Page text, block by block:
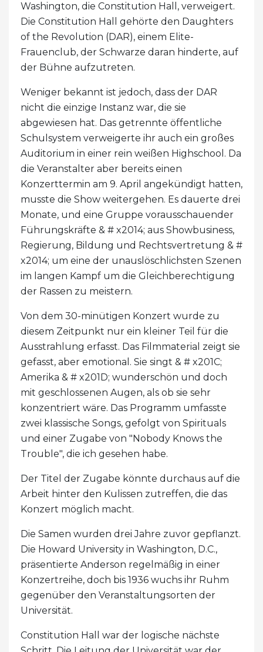
Washington, die Constitution Hall, verweigert.
Die Constitution Hall gehörte den Daughters
of the Revolution (DAR), einem Elite-
Frauenclub, der Schwarze daran hinderte, auf
der Bühne aufzutreten.
Weniger bekannt ist jedoch, dass der DAR
nicht die einzige Instanz war, die sie
abgewiesen hat. Das getrennte öffentliche
Schulsystem verweigerte ihr auch ein großes
Auditorium in einer rein weißen Highschool. Da
die Veranstalter aber bereits einen
Konzerttermin am 9. April angekündigt hatten,
musste die Show weitergehen. Es dauerte drei
Monate, und eine Gruppe vorausschauender
Führungskräfte & # x2014; aus Showbusiness,
Regierung, Bildung und Rechtsvertretung & #
x2014; um eine der unauslöschlichsten Szenen
im langen Kampf um die Gleichberechtigung
der Rassen zu meistern.
Von dem 30-minütigen Konzert wurde zu
diesem Zeitpunkt nur ein kleiner Teil für die
Ausstrahlung erfasst. Das Filmmaterial zeigt sie
gefasst, aber emotional. Sie singt & # x201C;
Amerika & # x201D; wunderschön und doch
mit geschlossenen Augen, als ob sie sehr
konzentriert wäre. Das Programm umfasste
zwei klassische Songs, gefolgt von Spirituals
und einer Zugabe von "Nobody Knows the
Trouble", die ich gesehen habe.
Der Titel der Zugabe könnte durchaus auf die
Arbeit hinter den Kulissen zutreffen, die das
Konzert möglich macht.
Die Samen wurden drei Jahre zuvor gepflanzt.
Die Howard University in Washington, D.C.,
präsentierte Anderson regelmäßig in einer
Konzertreihe, doch bis 1936 wuchs ihr Ruhm
gegenüber den Veranstaltungsorten der
Universität.
Constitution Hall war der logische nächste